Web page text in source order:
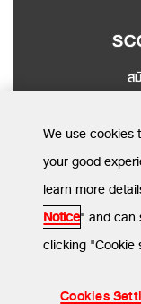
ส
©
ข้อกำหนด
We use
your good
learn more
Notice" and can
clicking "Cookie
Cookies